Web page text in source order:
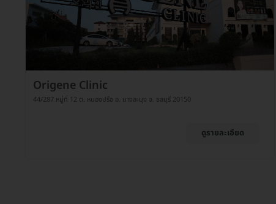
Origene Clinic
44/287 หมู่ที่ 12 ต. หนองปรือ อ. บางละมุง จ. ชลบุรี 20150
ดูรายละเอียด